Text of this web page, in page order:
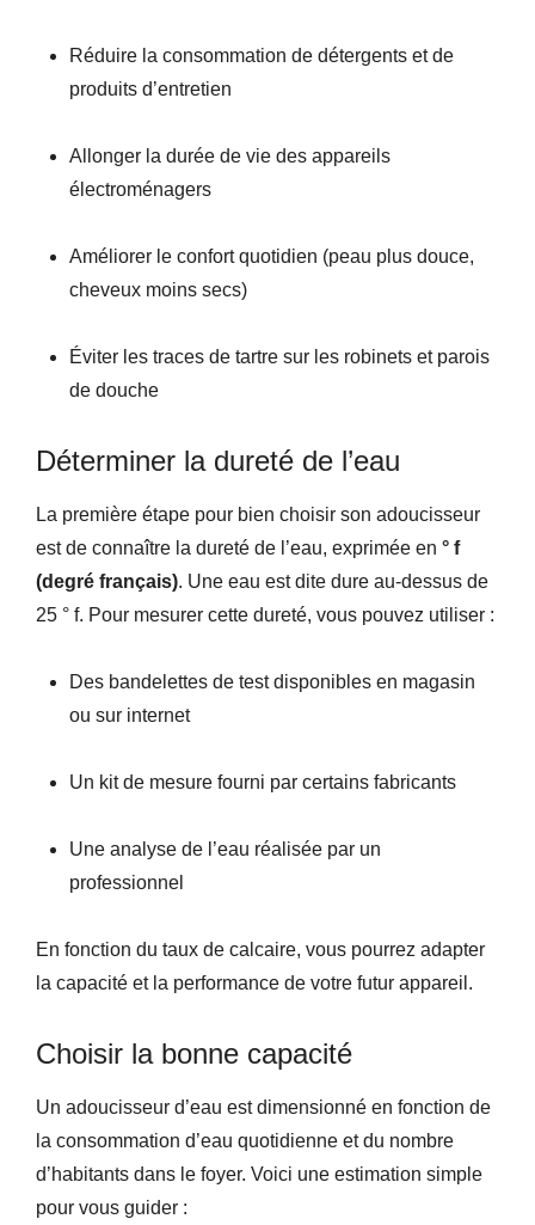
Réduire la consommation de détergents et de
produits d’entretien
Allonger la durée de vie des appareils
électroménagers
Améliorer le confort quotidien (peau plus douce,
cheveux moins secs)
Éviter les traces de tartre sur les robinets et parois
de douche
Déterminer la dureté de l’eau
La première étape pour bien choisir son adoucisseur
est de connaître la dureté de l’eau, exprimée en ° f
(degré français). Une eau est dite dure au-dessus de
25 ° f. Pour mesurer cette dureté, vous pouvez utiliser :
Des bandelettes de test disponibles en magasin
ou sur internet
Un kit de mesure fourni par certains fabricants
Une analyse de l’eau réalisée par un
professionnel
En fonction du taux de calcaire, vous pourrez adapter
la capacité et la performance de votre futur appareil.
Choisir la bonne capacité
Un adoucisseur d’eau est dimensionné en fonction de
la consommation d’eau quotidienne et du nombre
d’habitants dans le foyer. Voici une estimation simple
pour vous guider :